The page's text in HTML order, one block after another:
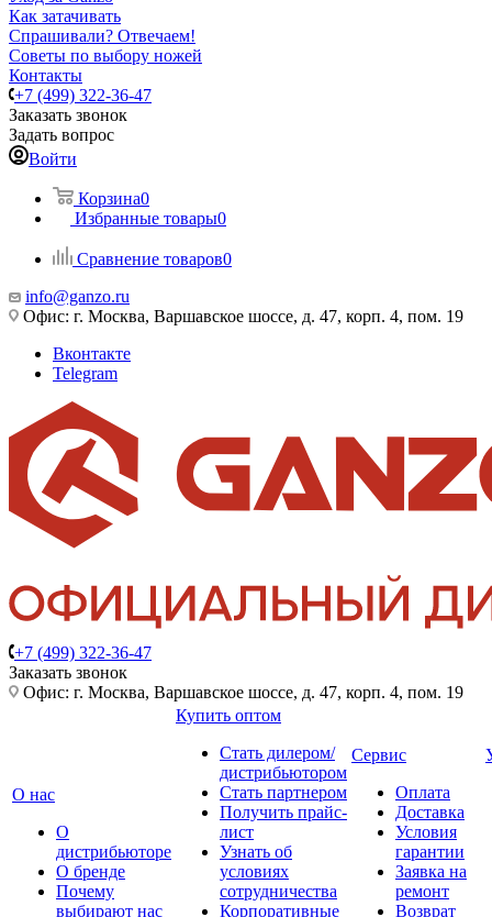
Как затачивать
Спрашивали? Отвечаем!
Советы по выбору ножей
Контакты
+7 (499) 322-36-47
Заказать звонок
Задать вопрос
Войти
Корзина0
Избранные товары0
Сравнение товаров0
info@ganzo.ru
Офис: г. Москва, Варшавское шоссе, д. 47, корп. 4, пом. 19
Вконтакте
Telegram
+7 (499) 322-36-47
Заказать звонок
Офис: г. Москва, Варшавское шоссе, д. 47, корп. 4, пом. 19
О нас
О
дистрибьюторе
О бренде
Почему
выбирают нас
Купить оптом
Стать дилером/
дистрибьютором
Стать партнером
Получить прайс-
лист
Узнать об
условиях
сотрудничества
Корпоративные
Сервис
Оплата
Доставка
Условия
гарантии
Заявка на
ремонт
Возврат